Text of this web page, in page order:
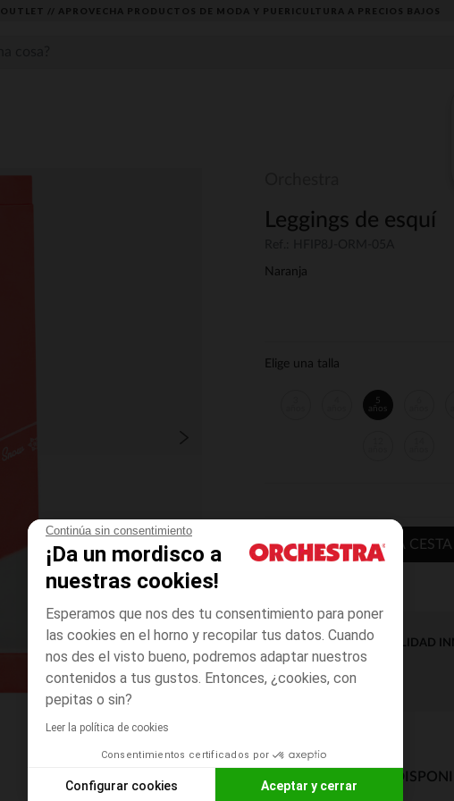
Continúa sin consentimiento
¡Da un mordisco a
nuestras cookies!
Esperamos que nos des tu consentimiento para poner
las cookies en el horno y recopilar tus datos. Cuando
nos des el visto bueno, podremos adaptar nuestros
contenidos a tus gustos. Entonces, ¿cookies, con
pepitas o sin?
Leer la política de cookies
Consentimientos certificados por
Configurar cookies Aceptar y cerrar
OUTLET // APROVECHA PRODUCTOS DE MODA Y PUERICULTURA A PRECIOS BAJOS
Leggings de esquí
Naranja
Elige una talla
5
años
AÑADIR A LA CESTA
DISPONIBILIDAD
MODOS DE ENVÍO